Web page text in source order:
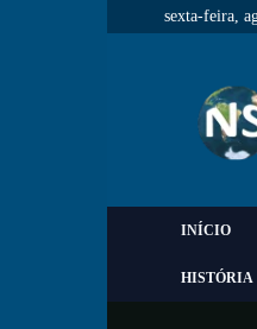
sexta-feira,
&
INÍCIO
HISTÓRIA